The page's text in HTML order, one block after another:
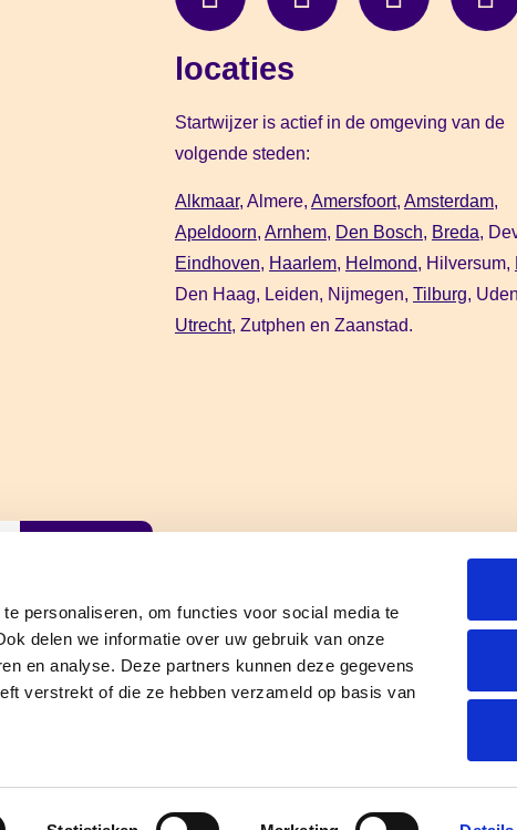
personaliseren, om functies voor social media te
delen we informatie over uw gebruik van onze
en analyse. Deze partners kunnen deze gegevens
verstrekt of die ze hebben verzameld op basis van
behandeld.
locaties
Startwijzer is actief in de omgeving van de
volgende steden:
Alkmaar, Almere, Amersfoort, Amsterdam,
Apeldoorn, Arnhem, Den Bosch, Breda,
Eindhoven, Haarlem, Helmond, Hilversum,
Den Haag, Leiden, Nijmegen, Tilburg,
Utrecht, Zutphen en Zaanstad.